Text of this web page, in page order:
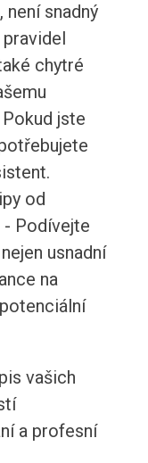
snadný
chytré
jste
od
- Podívejte
usnadní
na
vašich
a profesní